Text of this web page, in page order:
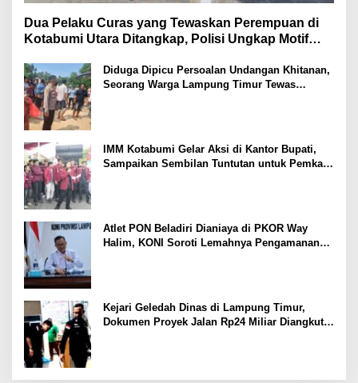
Dua Pelaku Curas yang Tewaskan Perempuan di
Kotabumi Utara Ditangkap, Polisi Ungkap Motif
Diduga Dipicu Persoalan Undangan Khitanan,
Seorang Warga Lampung Timur Tewas
IMM Kotabumi Gelar Aksi di Kantor Bupati,
Sampaikan Sembilan Tuntutan untuk Pemkab
Atlet PON Beladiri Dianiaya di PKOR Way
Halim, KONI Soroti Lemahnya Pengamanan
Kejari Geledah Dinas di Lampung Timur,
Dokumen Proyek Jalan Rp24 Miliar Diangkut